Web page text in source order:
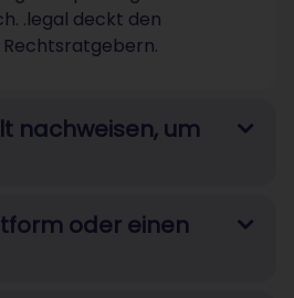
.legal deckt den
nachweisen, um
oder einen